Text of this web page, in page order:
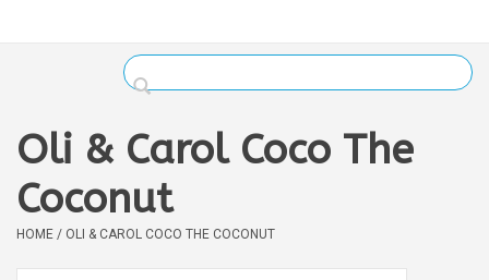
Verzorging
Boekjes
Oli & Carol Coco The
Coconut
HOME / OLI & CAROL COCO THE COCONUT